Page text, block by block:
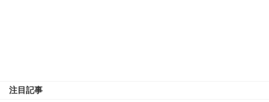
注目記事